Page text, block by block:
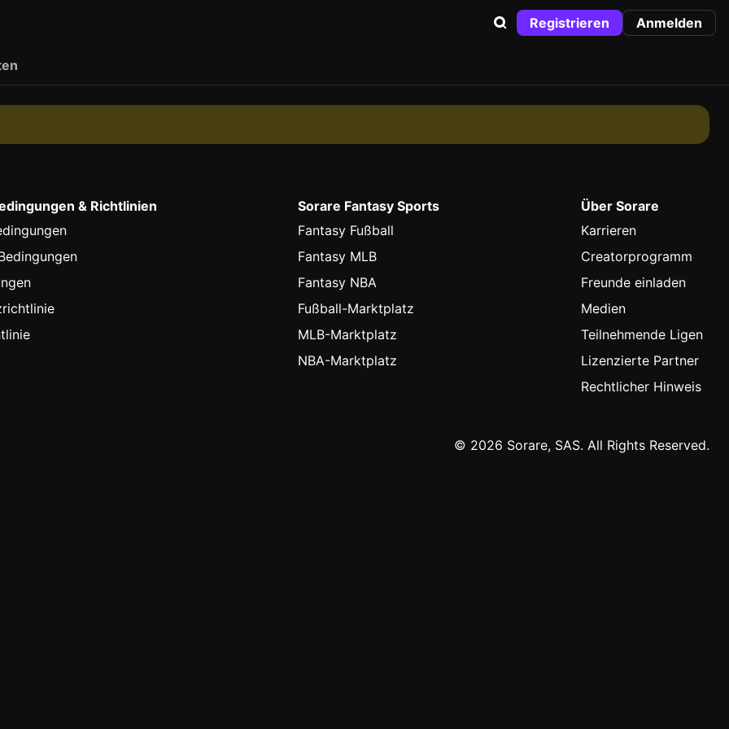
Registrieren Anmelden
& Richtlinien
Sorare Fantasy Sports
Fantasy Fußball
Fantasy MLB
Fantasy NBA
Fußball-Marktplatz
MLB-Marktplatz
NBA-Marktplatz
Über Sorare
Karrieren
Creatorprogramm
Freunde einladen
Medien
Teilnehmende Ligen
Lizenzierte Partner
Rechtlicher Hinweis
© 2026 Sorare, SAS. All Rights Reserved.